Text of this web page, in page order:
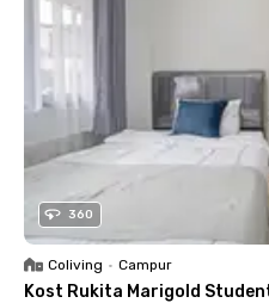
360
Coliving • Campur
Kost Rukita Marigold